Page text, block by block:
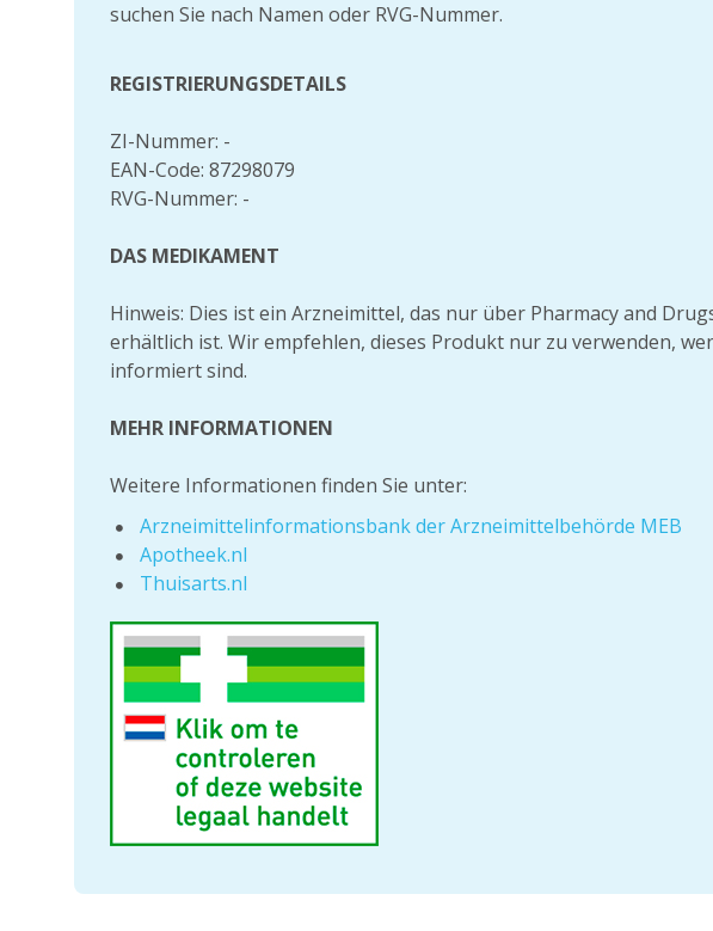
suchen Sie nach Namen oder RVG-Nummer.
REGISTRIERUNGSDETAILS
ZI-Nummer: -
EAN-Code: 87298079
RVG-Nummer: -
DAS MEDIKAMENT
Hinweis: Dies ist ein Arzneimittel, das nur über Pharmacy and
erhältlich ist. Wir empfehlen, dieses Produkt nur zu verwenden,
informiert sind.
MEHR INFORMATIONEN
Weitere Informationen finden Sie unter:
Arzneimittelinformationsbank der Arzneimittelbehörde MEB
Apotheek.nl
Thuisarts.nl